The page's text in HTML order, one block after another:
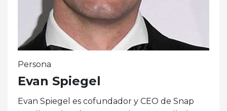
Persona
Evan Spiegel
Evan Spiegel es cofundador y CEO de Snap